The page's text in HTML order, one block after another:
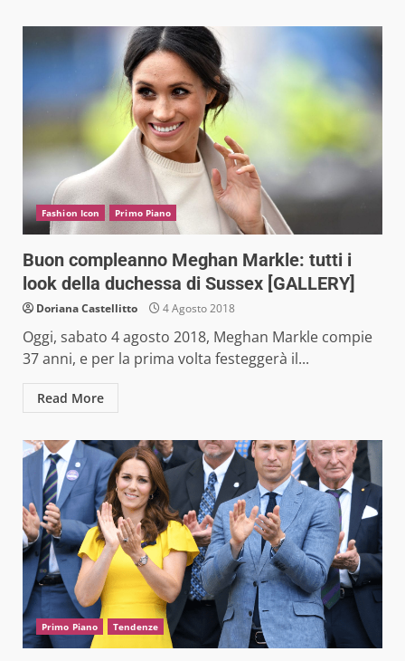
Fashion Icon Primo Piano
Buon compleanno Meghan Markle: tutti i
look della duchessa di Sussex [GALLERY]
Doriana Castellitto 4 Agosto 2018
Oggi, sabato 4 agosto 2018, Meghan Markle compie
37 anni, e per la prima volta festeggerà il...
Read More
Primo Piano Tendenze